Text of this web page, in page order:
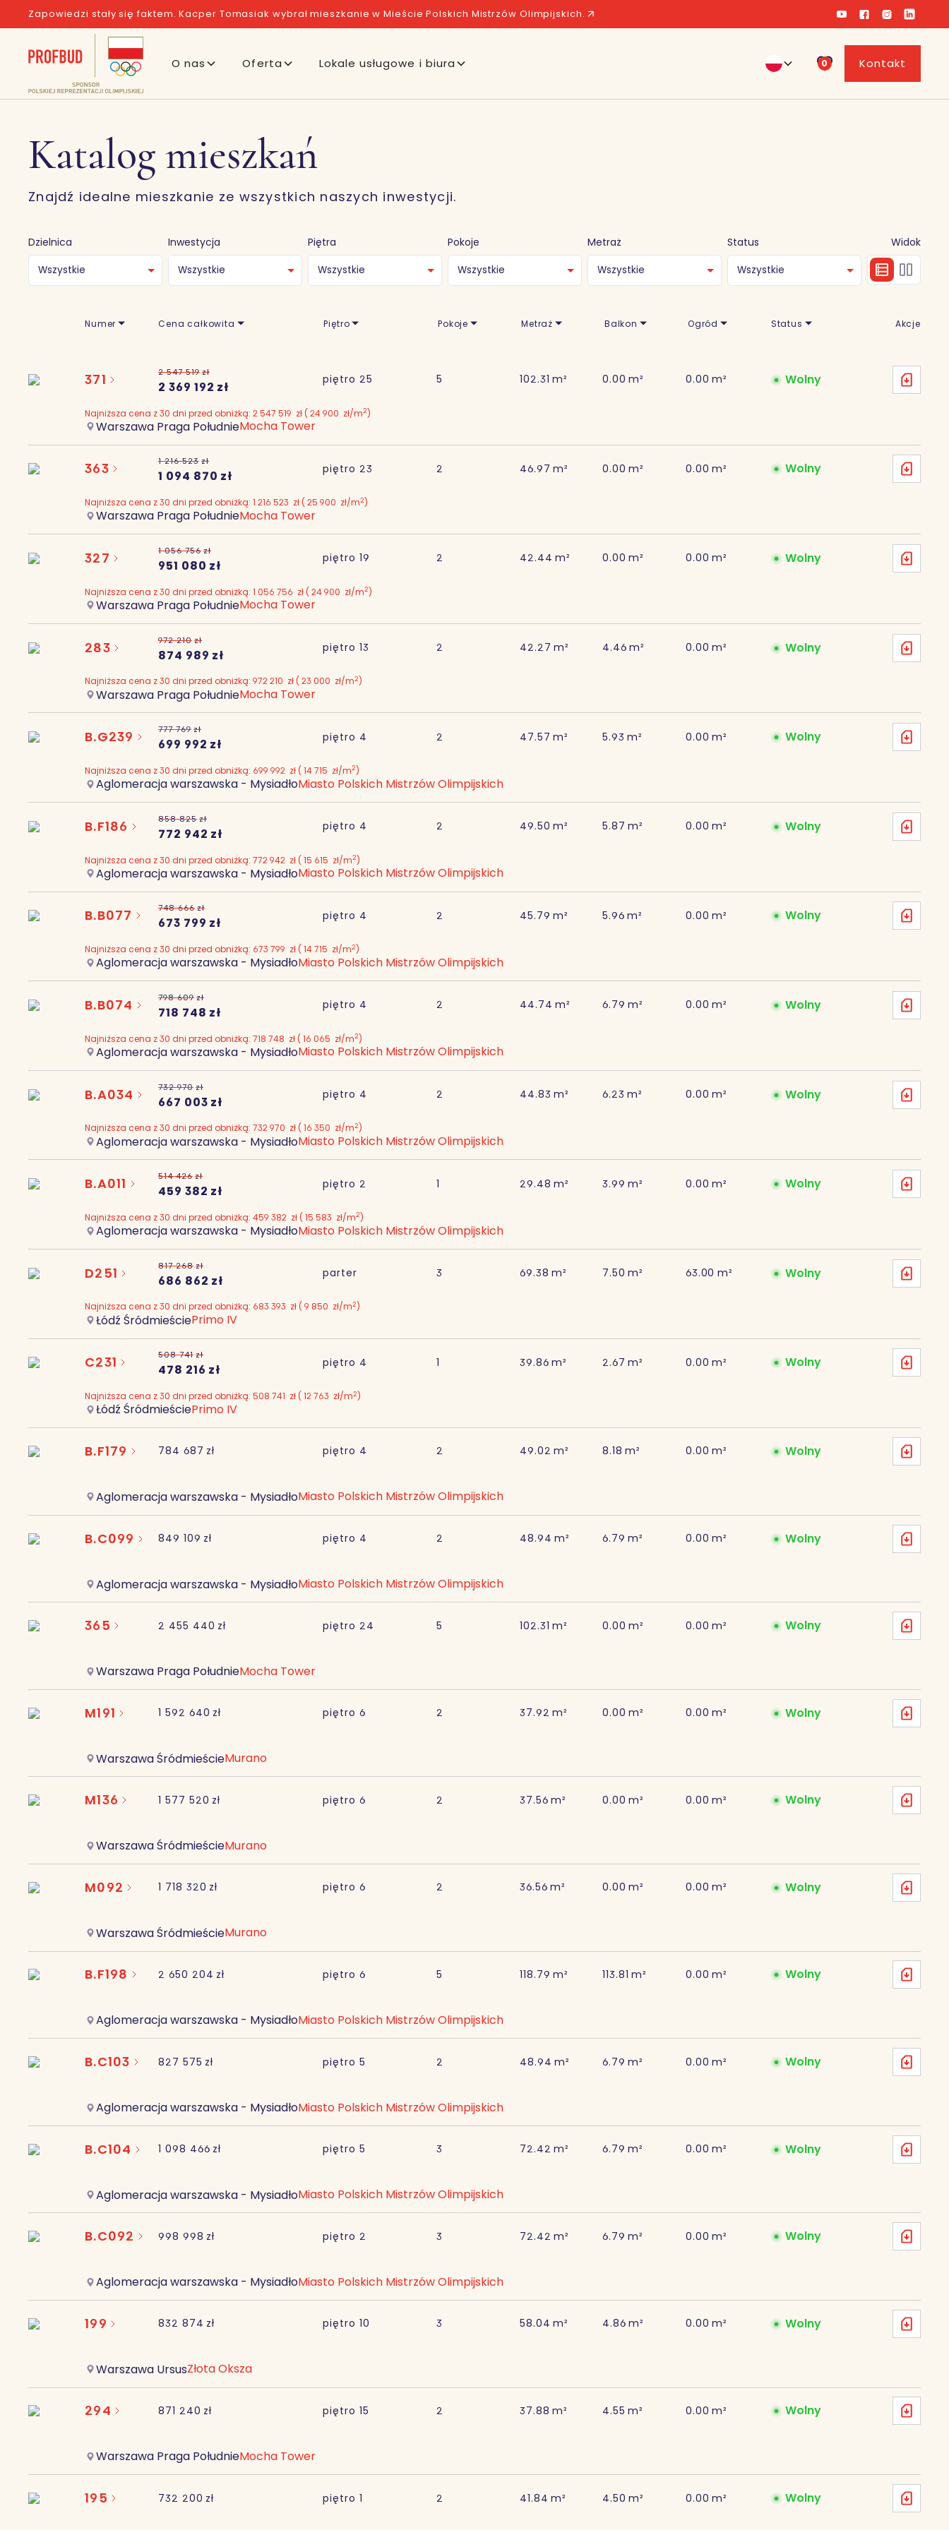
Zapowiedzi stały się faktem. Kacper Tomasiak wybrał mieszkanie w Mieście Polskich Mistrzów Olimpijskich.
O nas Oferta Lokale usługowe i biura 0 Kontakt
Katalog mieszkań
Znajdź idealne mieszkanie ze wszystkich naszych inwestycji.
Dzielnica Inwestycja Piętra Pokoje Metraż Status Widok
Numer Cena całkowita Piętro Pokoje Metraż Balkon Ogród Status Akcje
Najniższa cena z 30 dni przed obniżką: 2 547 519 zł ( 24 900 zł/m2)
371 2 547 519zł
2 369 192 zł piętro 25 5 102.31 m² 0.00 m² 0.00 m² Wolny
Warszawa Praga PołudnieMocha Tower
Najniższa cena z 30 dni przed obniżką: 1 216 523 zł ( 25 900 zł/m2)
363 1 216 523zł
1 094 870 zł piętro 23 2 46.97 m² 0.00 m² 0.00 m² Wolny
Warszawa Praga PołudnieMocha Tower
Najniższa cena z 30 dni przed obniżką: 1 056 756 zł ( 24 900 zł/m2)
327 1 056 756zł
951 080 zł piętro 19 2 42.44 m² 0.00 m² 0.00 m² Wolny
Warszawa Praga PołudnieMocha Tower
Najniższa cena z 30 dni przed obniżką: 972 210 zł ( 23 000 zł/m2)
283 972 210zł
874 989 zł piętro 13 2 42.27 m² 4.46 m² 0.00 m² Wolny
Warszawa Praga PołudnieMocha Tower
Najniższa cena z 30 dni przed obniżką: 699 992 zł ( 14 715 zł/m2)
B.G239 777 769zł
699 992 zł piętro 4 2 47.57 m² 5.93 m² 0.00 m² Wolny
Aglomeracja warszawska - MysiadłoMiasto Polskich Mistrzów Olimpijskich
Najniższa cena z 30 dni przed obniżką: 772 942 zł ( 15 615 zł/m2)
B.F186 858 825zł
772 942 zł piętro 4 2 49.50 m² 5.87 m² 0.00 m² Wolny
Aglomeracja warszawska - MysiadłoMiasto Polskich Mistrzów Olimpijskich
Najniższa cena z 30 dni przed obniżką: 673 799 zł ( 14 715 zł/m2)
B.B077 748 666zł
673 799 zł piętro 4 2 45.79 m² 5.96 m² 0.00 m² Wolny
Aglomeracja warszawska - MysiadłoMiasto Polskich Mistrzów Olimpijskich
Najniższa cena z 30 dni przed obniżką: 718 748 zł ( 16 065 zł/m2)
B.B074 798 609zł
718 748 zł piętro 4 2 44.74 m² 6.79 m² 0.00 m² Wolny
Aglomeracja warszawska - MysiadłoMiasto Polskich Mistrzów Olimpijskich
Najniższa cena z 30 dni przed obniżką: 732 970 zł ( 16 350 zł/m2)
B.A034 732 970zł
667 003 zł piętro 4 2 44.83 m² 6.23 m² 0.00 m² Wolny
Aglomeracja warszawska - MysiadłoMiasto Polskich Mistrzów Olimpijskich
Najniższa cena z 30 dni przed obniżką: 459 382 zł ( 15 583 zł/m2)
B.A011 514 426zł
459 382 zł piętro 2 1 29.48 m² 3.99 m² 0.00 m² Wolny
Aglomeracja warszawska - MysiadłoMiasto Polskich Mistrzów Olimpijskich
Najniższa cena z 30 dni przed obniżką: 683 393 zł ( 9 850 zł/m2)
D251 817 268zł
686 862 zł parter 3 69.38 m² 7.50 m² 63.00 m² Wolny
Łódź ŚródmieściePrimo IV
Najniższa cena z 30 dni przed obniżką: 508 741 zł ( 12 763 zł/m2)
C231 508 741zł
478 216 zł piętro 4 1 39.86 m² 2.67 m² 0.00 m² Wolny
Łódź ŚródmieściePrimo IV
B.F179 784 687 zł piętro 4 2 49.02 m² 8.18 m² 0.00 m² Wolny
Aglomeracja warszawska - MysiadłoMiasto Polskich Mistrzów Olimpijskich
B.C099 849 109 zł piętro 4 2 48.94 m² 6.79 m² 0.00 m² Wolny
Aglomeracja warszawska - MysiadłoMiasto Polskich Mistrzów Olimpijskich
365 2 455 440 zł piętro 24 5 102.31 m² 0.00 m² 0.00 m² Wolny
Warszawa Praga PołudnieMocha Tower
M191 1 592 640 zł piętro 6 2 37.92 m² 0.00 m² 0.00 m² Wolny
Warszawa ŚródmieścieMurano
M136 1 577 520 zł piętro 6 2 37.56 m² 0.00 m² 0.00 m² Wolny
Warszawa ŚródmieścieMurano
M092 1 718 320 zł piętro 6 2 36.56 m² 0.00 m² 0.00 m² Wolny
Warszawa ŚródmieścieMurano
B.F198 2 650 204 zł piętro 6 5 118.79 m² 113.81 m² 0.00 m² Wolny
Aglomeracja warszawska - MysiadłoMiasto Polskich Mistrzów Olimpijskich
B.C103 827 575 zł piętro 5 2 48.94 m² 6.79 m² 0.00 m² Wolny
Aglomeracja warszawska - MysiadłoMiasto Polskich Mistrzów Olimpijskich
B.C104 1 098 466 zł piętro 5 3 72.42 m² 6.79 m² 0.00 m² Wolny
Aglomeracja warszawska - MysiadłoMiasto Polskich Mistrzów Olimpijskich
B.C092 998 998 zł piętro 2 3 72.42 m² 6.79 m² 0.00 m² Wolny
Aglomeracja warszawska - MysiadłoMiasto Polskich Mistrzów Olimpijskich
199 832 874 zł piętro 10 3 58.04 m² 4.86 m² 0.00 m² Wolny
Warszawa UrsusZłota Oksza
294 871 240 zł piętro 15 2 37.88 m² 4.55 m² 0.00 m² Wolny
Warszawa Praga PołudnieMocha Tower
195 732 200 zł piętro 1 2 41.84 m² 4.50 m² 0.00 m² Wolny